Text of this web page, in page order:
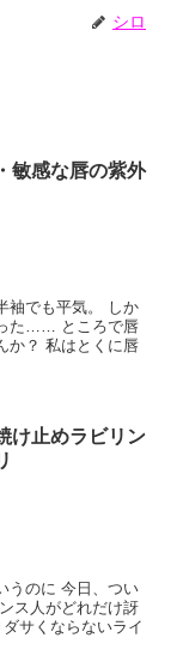
シロ
敏感な唇の紫外
袖でも平気。 しか
た…… ところで唇
か？ 私はとくに唇
け止めラビリン
うのに 今日、つい
ス人がどれだけ訝
サくならないライ